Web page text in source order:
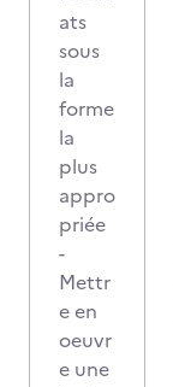
ats
sous
la
forme
la
plus
appro
priée
-
Mettr
e en
oeuvr
e une